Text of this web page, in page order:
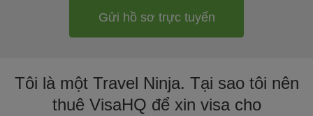
Gửi hồ sơ trực tuyến
Tôi là một Travel Ninja. Tại sao tôi nên
thuê VisaHQ để xin visa cho